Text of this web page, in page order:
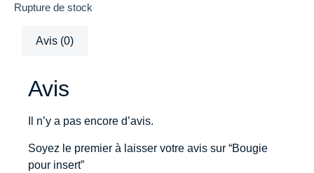
Rupture de stock
Avis (0)
Avis
Il n’y a pas encore d’avis.
Soyez le premier à laisser votre avis sur “Bougie
pour insert”